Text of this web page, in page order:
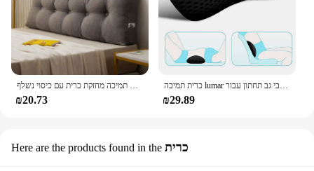
גדול משולשי ראש מיטה טריז מנוחה קריאה כרית גב מיקום משענת כרית תמיכה מחזקת כרית עם כיסוי נשלף.
₪20.73
כרית תמיכה lumar לכיסא משרד, מושב רכב תחתון תחתון תמיכה זיכרון קצף, כרית גב תחתון כאבי גב תחתון עבור sleepi
₪29.89
Here are the products found in the כרית